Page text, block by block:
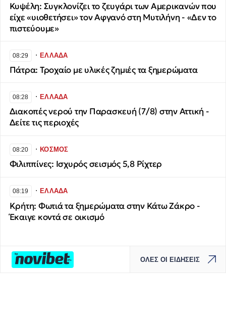
Κυψέλη: Συγκλονίζει το ζευγάρι των Αμερικανών που
είχε «υιοθετήσει» τον Αφγανό στη Μυτιλήνη - «Δεν το
πιστεύουμε»
08:29 ∙ΕΛΛΑΔΑ
Πάτρα: Τροχαίο με υλικές ζημιές τα ξημερώματα
08:28 ∙ΕΛΛΑΔΑ
Διακοπές νερού την Παρασκευή (7/8) στην Αττική -
Δείτε τις περιοχές
08:20 ∙ΚΟΣΜΟΣ
Φιλιππίνες: Ισχυρός σεισμός 5,8 Ρίχτερ
08:19 ∙ΕΛΛΑΔΑ
Κρήτη: Φωτιά τα ξημερώματα στην Κάτω Ζάκρο -
Έκαιγε κοντά σε οικισμό
ΟΛΕΣ ΟΙ ΕΙΔΗΣΕΙΣ